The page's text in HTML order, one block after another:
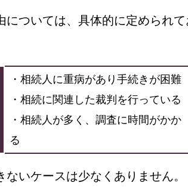
については、具体的に定められて
・相続人に重病があり手続きが困難
・相続に関連した裁判を行っている
・相続人が多く、調査に時間がかか
る
いケースは少なくありません。